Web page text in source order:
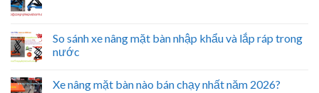
So sánh xe nâng mặt bàn nhập khẩu và lắp ráp trong
nước
Xe nâng mặt bàn nào bán chạy nhất năm 2026?